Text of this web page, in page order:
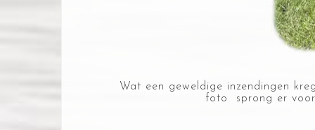
Wat een geweldige inzendingen
foto
sprong er